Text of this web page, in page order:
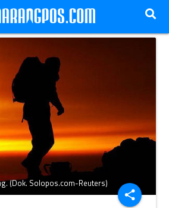
share
(Dok. Solopos.com-Reuters)